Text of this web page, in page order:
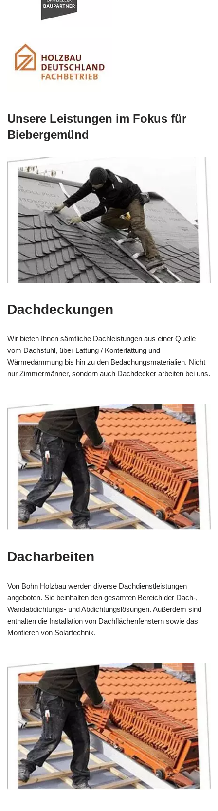
Unsere Leistungen im Fokus für
Biebergemünd
Dachdeckungen
Wir bieten Ihnen sämtliche Dachleistungen aus einer Quelle –
vom Dachstuhl, über Lattung / Konterlattung und
Wärmedämmung bis hin zu den Bedachungsmaterialien. Nicht
nur Zimmermänner, sondern auch Dachdecker arbeiten bei uns.
Dacharbeiten
Von Bohn Holzbau werden diverse Dachdienstleistungen
angeboten. Sie beinhalten den gesamten Bereich der Dach-,
Wandabdichtungs- und Abdichtungslösungen. Außerdem sind
enthalten die Installation von Dachflächenfenstern sowie das
Montieren von Solartechnik.